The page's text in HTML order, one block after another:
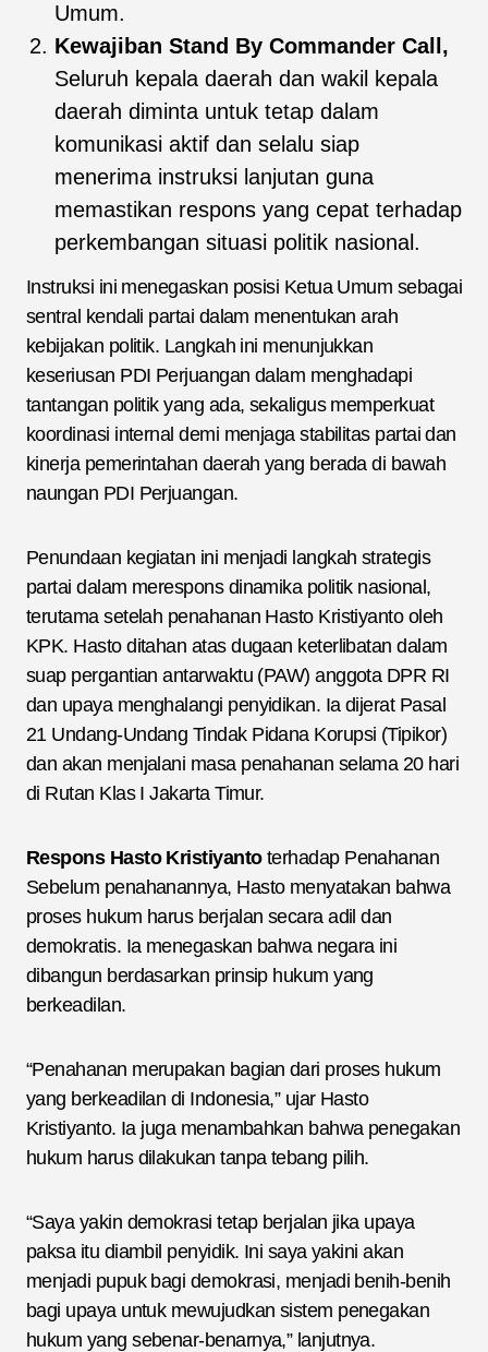
Umum.
Kewajiban Stand By Commander Call,
Seluruh kepala daerah dan wakil kepala
daerah diminta untuk tetap dalam
komunikasi aktif dan selalu siap
menerima instruksi lanjutan guna
memastikan respons yang cepat terhadap
perkembangan situasi politik nasional.
Instruksi ini menegaskan posisi Ketua Umum sebagai
sentral kendali partai dalam menentukan arah
kebijakan politik. Langkah ini menunjukkan
keseriusan PDI Perjuangan dalam menghadapi
tantangan politik yang ada, sekaligus memperkuat
koordinasi internal demi menjaga stabilitas partai dan
kinerja pemerintahan daerah yang berada di bawah
naungan PDI Perjuangan.
Penundaan kegiatan ini menjadi langkah strategis
partai dalam merespons dinamika politik nasional,
terutama setelah penahanan Hasto Kristiyanto oleh
KPK. Hasto ditahan atas dugaan keterlibatan dalam
suap pergantian antarwaktu (PAW) anggota DPR RI
dan upaya menghalangi penyidikan. Ia dijerat Pasal
21 Undang-Undang Tindak Pidana Korupsi (Tipikor)
dan akan menjalani masa penahanan selama 20 hari
di Rutan Klas I Jakarta Timur.
Respons Hasto Kristiyantoterhadap Penahanan
Sebelum penahanannya, Hasto menyatakan bahwa
proses hukum harus berjalan secara adil dan
demokratis. Ia menegaskan bahwa negara ini
dibangun berdasarkan prinsip hukum yang
berkeadilan.
“Penahanan merupakan bagian dari proses hukum
yang berkeadilan di Indonesia,” ujar Hasto
Kristiyanto. Ia juga menambahkan bahwa penegakan
hukum harus dilakukan tanpa tebang pilih.
“Saya yakin demokrasi tetap berjalan jika upaya
paksa itu diambil penyidik. Ini saya yakini akan
menjadi pupuk bagi demokrasi, menjadi benih-benih
bagi upaya untuk mewujudkan sistem penegakan
hukum yang sebenar-benarnya,” lanjutnya.